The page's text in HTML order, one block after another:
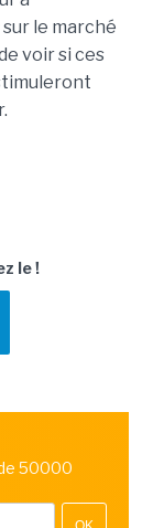
le marché
voir si ces
le !
50000